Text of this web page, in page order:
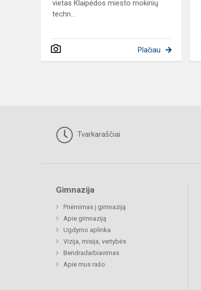
vietas Klaipėdos miesto mokinių
techn...
Plačiau
Tvarkaraščiai
Gimnazija
Priėmimas į gimnaziją
Apie gimnaziją
Ugdymo aplinka
Vizija, misija, vertybės
Bendradarbiavimas
Apie mus rašo